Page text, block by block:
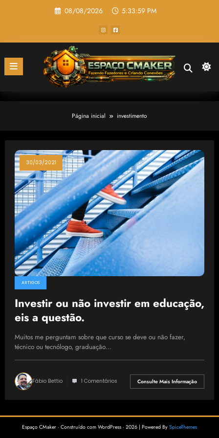
08/08/2026 5:33:59 PM
Página inicial investimento
30/03/2021
ARTIGOS
Investir ou não investir em educação,
eis a questão.
Muitos me perguntam sobre que curso se deve ou não fazer,
técnico ou tecnólogo, graduação…
Fábio Bettio 1 Comentários Consulte Mais Informação
Espaço CMaker · Construído com WordPress · 2026 | Powered By SpiceThemes